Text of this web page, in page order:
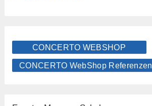
CONCERTO WEBSHOP
CONCERTO WebShop Referenzen